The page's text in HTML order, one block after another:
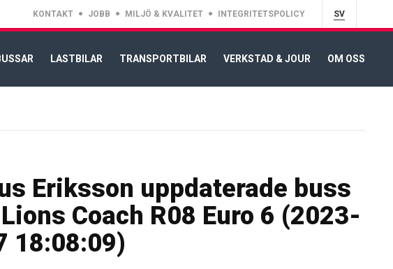
KONTAKT JOBB MILJÖ & KVALITET INTEGRITETSPOLICY SV
LASTBILAR TRANSPORTBILAR VERKSTAD & JOUR OM OSS
Eriksson uppdaterade buss
Coach R08 Euro 6 (2023-
18:08:09)